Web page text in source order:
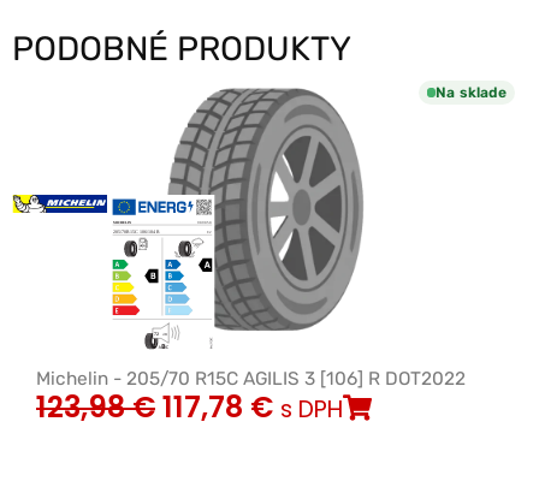
PODOBNÉ PRODUKTY
Na sklade
Michelin - 205/70 R15C AGILIS 3 [106] R DOT2022
123,98€117,78 € s DPH